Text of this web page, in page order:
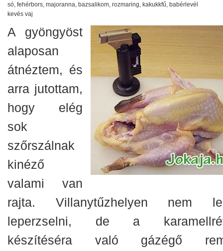
só, fehérbors, majoranna, bazsalikom, rozmaring, kakukkfű, babérlevél
kevés vaj
A gyöngyöst
alaposan
átnéztem, és
arra jutottam,
hogy elég
sok
szőrszálnak
kinéző
valami van
rajta. Villanytűzhelyen nem
leperzselni, de a
készítéséra való gázégő